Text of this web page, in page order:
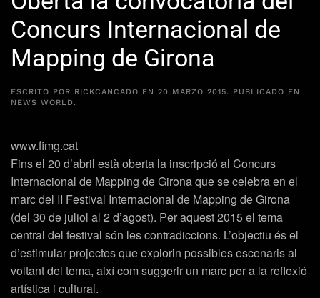
Concurs Internacional de
Mapping de Girona
ESCRITO POR RICKCANCADO EN 20 MARZO 2015. PUBLICADO EN
NEWS WORLD.
www.fimg.cat
Fins el 20 d’abril està oberta la inscripció al Concurs
Internacional de Mapping de Girona que se celebra en el
marc del II Festival Internacional de Mapping de Girona
(del 30 de juliol al 2 d’agost). Per aquest 2015 el tema
central del festival són les contradiccions. L’objectiu és el
d’estimular projectes que explorin possibles escenaris al
voltant del tema, així com suggerir un marc per a la reflexió
artística i cultural.